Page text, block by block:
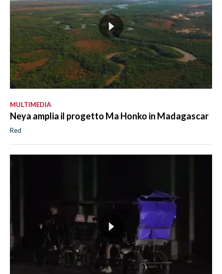
MULTIMEDIA
Neya amplia il progetto Ma Honko in Madagascar
Red